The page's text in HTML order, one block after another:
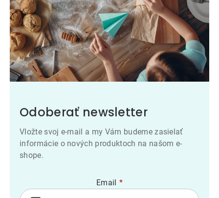
Odoberať newsletter
Vložte svoj e-mail a my Vám budeme zasielať
informácie o nových produktoch na našom e-
shope.
Email